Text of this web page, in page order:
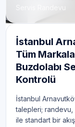
İstanbul
Tüm
Buzdolabı
Kontrolü
İstanbul
talepleri;
ile standart bir